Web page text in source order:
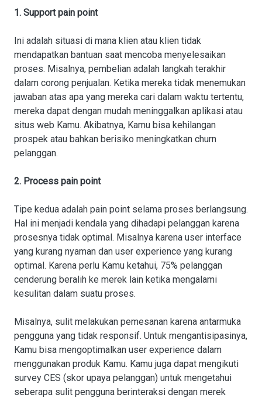
1. Support pain point
Ini adalah situasi di mana klien atau klien tidak
mendapatkan bantuan saat mencoba menyelesaikan
proses. Misalnya, pembelian adalah langkah terakhir
dalam corong penjualan. Ketika mereka tidak menemukan
jawaban atas apa yang mereka cari dalam waktu tertentu,
mereka dapat dengan mudah meninggalkan aplikasi atau
situs web Kamu. Akibatnya, Kamu bisa kehilangan
prospek atau bahkan berisiko meningkatkan churn
pelanggan.
2. Process pain point
Tipe kedua adalah pain point selama proses berlangsung.
Hal ini menjadi kendala yang dihadapi pelanggan karena
prosesnya tidak optimal. Misalnya karena user interface
yang kurang nyaman dan user experience yang kurang
optimal. Karena perlu Kamu ketahui, 75% pelanggan
cenderung beralih ke merek lain ketika mengalami
kesulitan dalam suatu proses.
Misalnya, sulit melakukan pemesanan karena antarmuka
pengguna yang tidak responsif. Untuk mengantisipasinya,
Kamu bisa mengoptimalkan user experience dalam
menggunakan produk Kamu. Kamu juga dapat mengikuti
survey CES (skor upaya pelanggan) untuk mengetahui
seberapa sulit pengguna berinteraksi dengan merek